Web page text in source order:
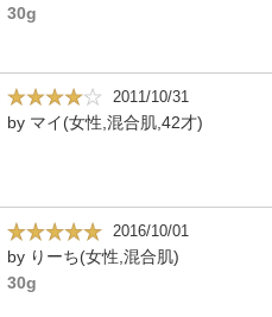
30g
2011/10/31
by マイ(女性,混合肌,42才)
2016/10/01
by りーち(女性,混合肌)
30g